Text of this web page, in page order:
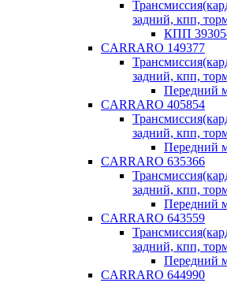
задний, кпп,
КПП
CARRARO 149377
задний, кпп,
Передний
CARRARO 405854
задний, кпп,
Передний
CARRARO 635366
задний, кпп,
Передний
CARRARO 643559
задний, кпп,
Передний
CARRARO 644990